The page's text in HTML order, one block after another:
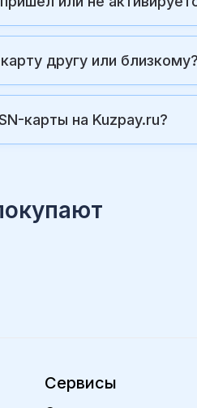
другу или
карты на Kuzpay.ru?
Сервисы